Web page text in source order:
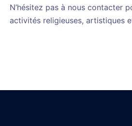
N’hésitez pas à nous contacter
activités religieuses, artistiques